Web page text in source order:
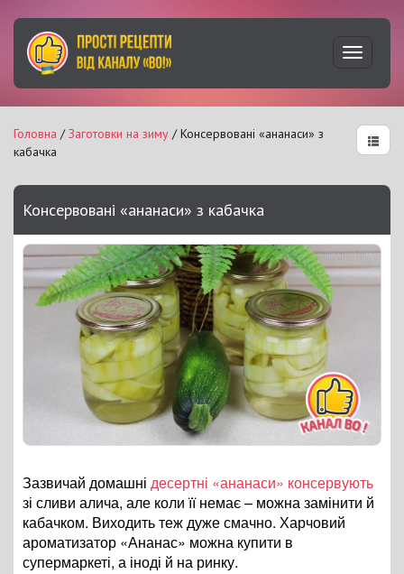
Головна /Заготовки на зиму / Консервовані «ананаси» з
кабачка
Консервовані «ананаси» з кабачка
Зазвичай домашні десертні «ананаси» консервують
зі сливи алича, але коли її немає – можна замінити й
кабачком. Виходить теж дуже смачно. Харчовий
ароматизатор «Ананас» можна купити в
супермаркеті, а іноді й на ринку.